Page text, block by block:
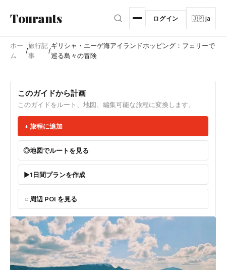
Tourants ログイン 🇯🇵 ja
ホー
ム
/
旅行記
事
/
ギリシャ・エーゲ海アイランドホッピング：フェリーで
巡る島々の冒険
このガイドから計画
このガイドをルート、地図、編集可能な旅程に変換します。
旅程に追加
地図でルートを見る
1日間プランを作成
周辺 POI を見る